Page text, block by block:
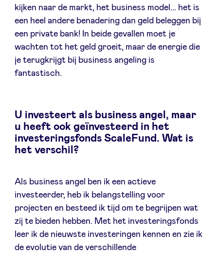
kijken naar de markt, het business model... het is
een heel andere benadering dan geld beleggen bij
een private bank! In beide gevallen moet je
wachten tot het geld groeit, maar de energie die
je terugkrijgt bij business angeling is
fantastisch.
U investeert als business angel, maar
u heeft ook geïnvesteerd in het
investeringsfonds ScaleFund. Wat is
het verschil?
Als business angel ben ik een actieve
investeerder, heb ik belangstelling voor
projecten en besteed ik tijd om te begrijpen wat
zij te bieden hebben. Met het investeringsfonds
leer ik de nieuwste investeringen kennen en zie ik
de evolutie van de verschillende